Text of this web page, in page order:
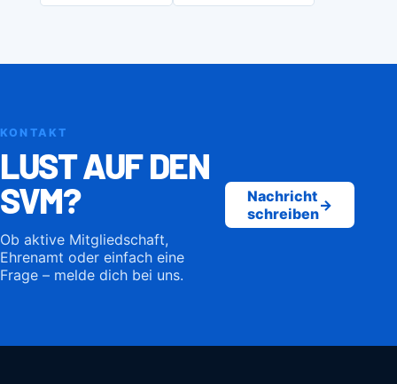
KONTAKT
LUST AUF DEN
SVM?
Ob aktive Mitgliedschaft,
Ehrenamt oder einfach eine
Frage – melde dich bei uns.
Nachricht
schreiben→